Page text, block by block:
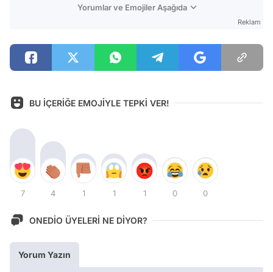
Yorumlar ve Emojiler Aşağıda
Reklam
BU İÇERİĞE EMOJİYLE TEPKİ VER!
7 4 1 1 1 0 0
ONEDİO ÜYELERİ NE DİYOR?
Yorum Yazın